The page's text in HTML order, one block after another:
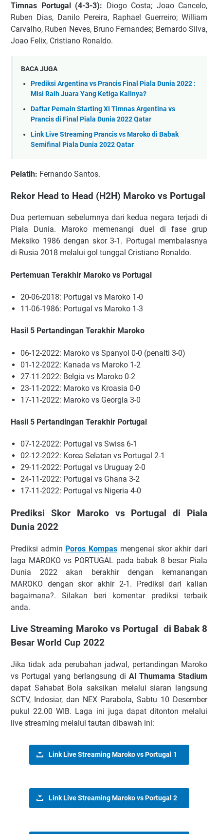
Timnas Portugal (4-3-3): Diogo Costa; Joao Cancelo,
Ruben Dias, Danilo Pereira, Raphael Guerreiro; William
Carvalho, Ruben Neves, Bruno Fernandes; Bernardo Silva,
Joao Felix, Cristiano Ronaldo.
BACA JUGA
Prediksi Argentina vs Prancis Final Piala Dunia 2022 :
Misi Raih Juara Yang Ketiga Kalinya?
Daftar Pemain Starting XI Timnas Argentina vs
Prancis di Final Piala Dunia 2022 Qatar
Link Live Streaming Prancis vs Maroko di Babak
Semifinal Piala Dunia 2022 Qatar
Pelatih: Fernando Santos.
Rekor Head to Head (H2H) Maroko vs Portugal
Dua pertemuan sebelumnya dari kedua negara terjadi di
Piala Dunia. Maroko memenangi duel di fase grup
Meksiko 1986 dengan skor 3-1. Portugal membalasnya
di Rusia 2018 melalui gol tunggal Cristiano Ronaldo.
Pertemuan Terakhir Maroko vs Portugal
20-06-2018: Portugal vs Maroko 1-0
11-06-1986: Portugal vs Maroko 1-3
Hasil 5 Pertandingan Terakhir Maroko
06-12-2022: Maroko vs Spanyol 0-0 (penalti 3-0)
01-12-2022: Kanada vs Maroko 1-2
27-11-2022: Belgia vs Maroko 0-2
23-11-2022: Maroko vs Kroasia 0-0
17-11-2022: Maroko vs Georgia 3-0
Hasil 5 Pertandingan Terakhir Portugal
07-12-2022: Portugal vs Swiss 6-1
02-12-2022: Korea Selatan vs Portugal 2-1
29-11-2022: Portugal vs Uruguay 2-0
24-11-2022: Portugal vs Ghana 3-2
17-11-2022: Portugal vs Nigeria 4-0
Prеdіkѕі Skor Maroko vs Portugal di Piala
Dunia 2022
Prеdіkѕі аdmіn Poros Kompas mеngеnаі ѕkоr аkhіr dаrі
lаgа MAROKO vs PORTUGAL pada babak 8 besar Piala
Dunia 2022 аkаn bеrаkhіr dеngаn kеmаnаngаn
MAROKO dеngаn ѕkоr akhir 2-1. Prеdіkѕі dari kаlіаn
bаgаіmаnа?. Sіlаkаn beri komentar prediksi terbaik
anda.
Live Streaming Maroko vs Portugal di Babak 8
Besar World Cup 2022
Jika tidak ada perubahan jadwal, pertandingan Maroko
vs Portugal yang berlangsung di Al Thumama Stadium
dapat Sahabat Bola saksikan melalui siaran langsung
SCTV, Indosiar, dan NEX Parabola, Sabtu 10 Desember
pukul 22.00 WIB. Laga ini juga dapat ditonton melalui
live streaming melalui tautan dibawah ini:
Link Live Streaming Maroko vs Portugal 1
Link Live Streaming Maroko vs Portugal 2